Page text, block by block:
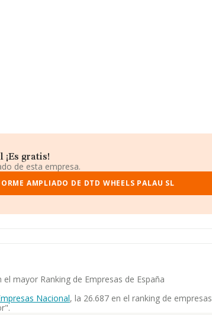
gratis!
de esta empresa.
AMPLIADO DE DTD WHEELS PALAU SL
mayor Ranking de Empresas de España
Nacional, la 26.687 en el ranking de